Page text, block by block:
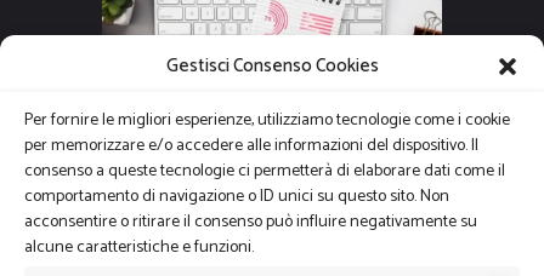
Gestisci Consenso Cookies
Per fornire le migliori esperienze, utilizziamo tecnologie come i cookie
per memorizzare e/o accedere alle informazioni del dispositivo. Il
consenso a queste tecnologie ci permetterà di elaborare dati come il
comportamento di navigazione o ID unici su questo sito. Non
acconsentire o ritirare il consenso può influire negativamente su
alcune caratteristiche e funzioni.